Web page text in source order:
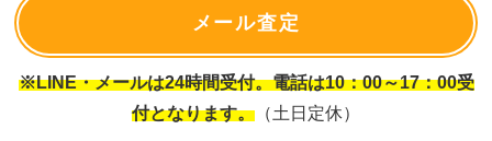
メール査定
※LINE・メールは24時間受付。電話は10：00～17：00受
付となります。 （土日定休）